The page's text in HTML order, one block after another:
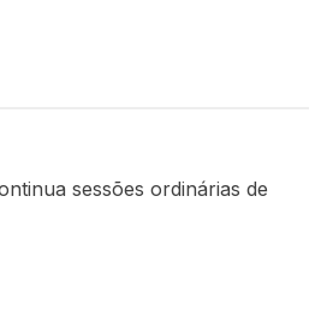
sessões ordinárias de